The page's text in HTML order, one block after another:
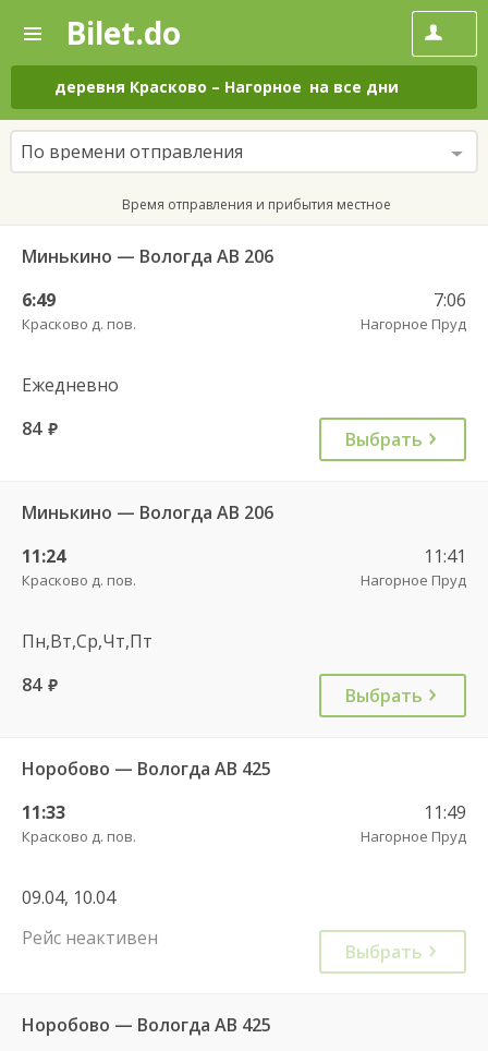
—
Поиск
и
покупка
билетов
на
автобус
онлайн
Bilet.do
деревня Красково – Нагорное на все дни
По времени отправления
Время отправления и прибытия местное
Минькино — Вологда АВ 206
6:49
Красково д. пов.
7:06
Нагорное Пруд
Ежедневно
84 руб. Выбрать
Минькино — Вологда АВ 206
11:24
Красково д. пов.
11:41
Нагорное Пруд
Пн,Вт,Ср,Чт,Пт
84 руб. Выбрать
Норобово — Вологда АВ 425
11:33
Красково д. пов.
11:49
Нагорное Пруд
09.04, 10.04
Рейс неактивен
Выбрать
Норобово — Вологда АВ 425